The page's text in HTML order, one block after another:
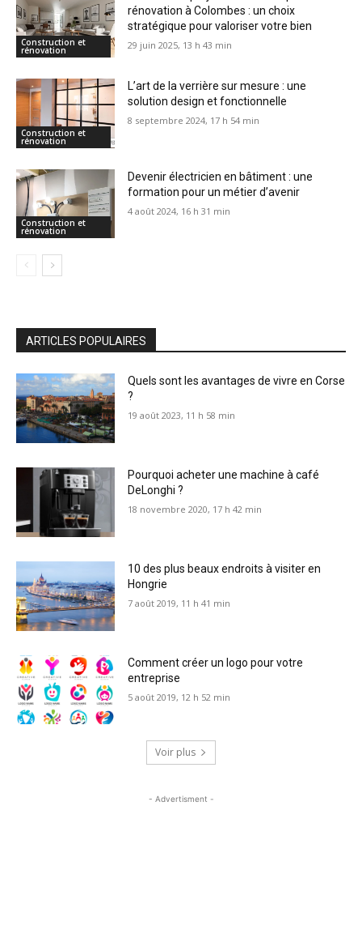
Construction et
rénovation
rénovation à Colombes : un choix
stratégique pour valoriser votre bien
29 juin 2025, 13 h 43 min
Construction et
rénovation
L’art de la verrière sur mesure : une
solution design et fonctionnelle
8 septembre 2024, 17 h 54 min
Construction et
rénovation
Devenir électricien en bâtiment : une
formation pour un métier d’avenir
4 août 2024, 16 h 31 min
ARTICLES POPULAIRES
Quels sont les avantages de vivre en Corse
?
19 août 2023, 11 h 58 min
Pourquoi acheter une machine à café
DeLonghi ?
18 novembre 2020, 17 h 42 min
10 des plus beaux endroits à visiter en
Hongrie
7 août 2019, 11 h 41 min
Comment créer un logo pour votre
entreprise
5 août 2019, 12 h 52 min
Voir plus
- Advertisment -